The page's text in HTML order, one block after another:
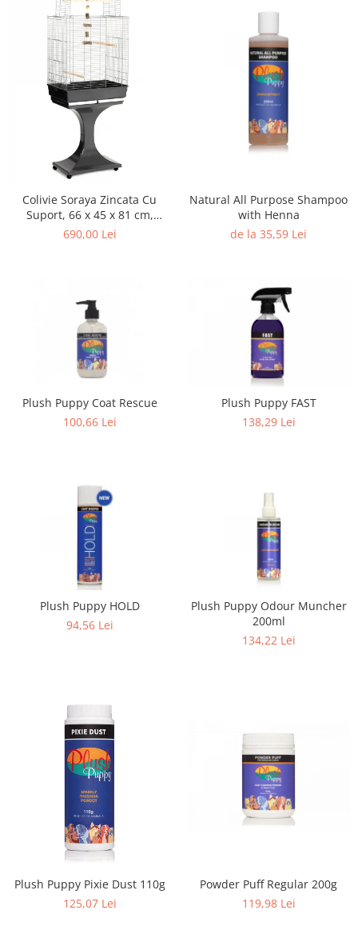
Colivie Soraya Zincata Cu
Suport, 66 x 45 x 81 cm,
15210030
690,00 Lei
Natural All Purpose Shampoo
with Henna
de la 35,59 Lei
Plush Puppy Coat Rescue
100,66 Lei
Plush Puppy FAST
138,29 Lei
Plush Puppy HOLD
94,56 Lei
Plush Puppy Odour Muncher
200ml
134,22 Lei
Plush Puppy Pixie Dust 110g
125,07 Lei
Powder Puff Regular 200g
119,98 Lei